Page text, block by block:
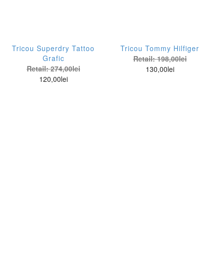
Tricou Superdry Tattoo
Grafic
Retail:274,00lei
120,00lei
Tricou Tommy Hilfiger
Retail:198,00lei
130,00lei